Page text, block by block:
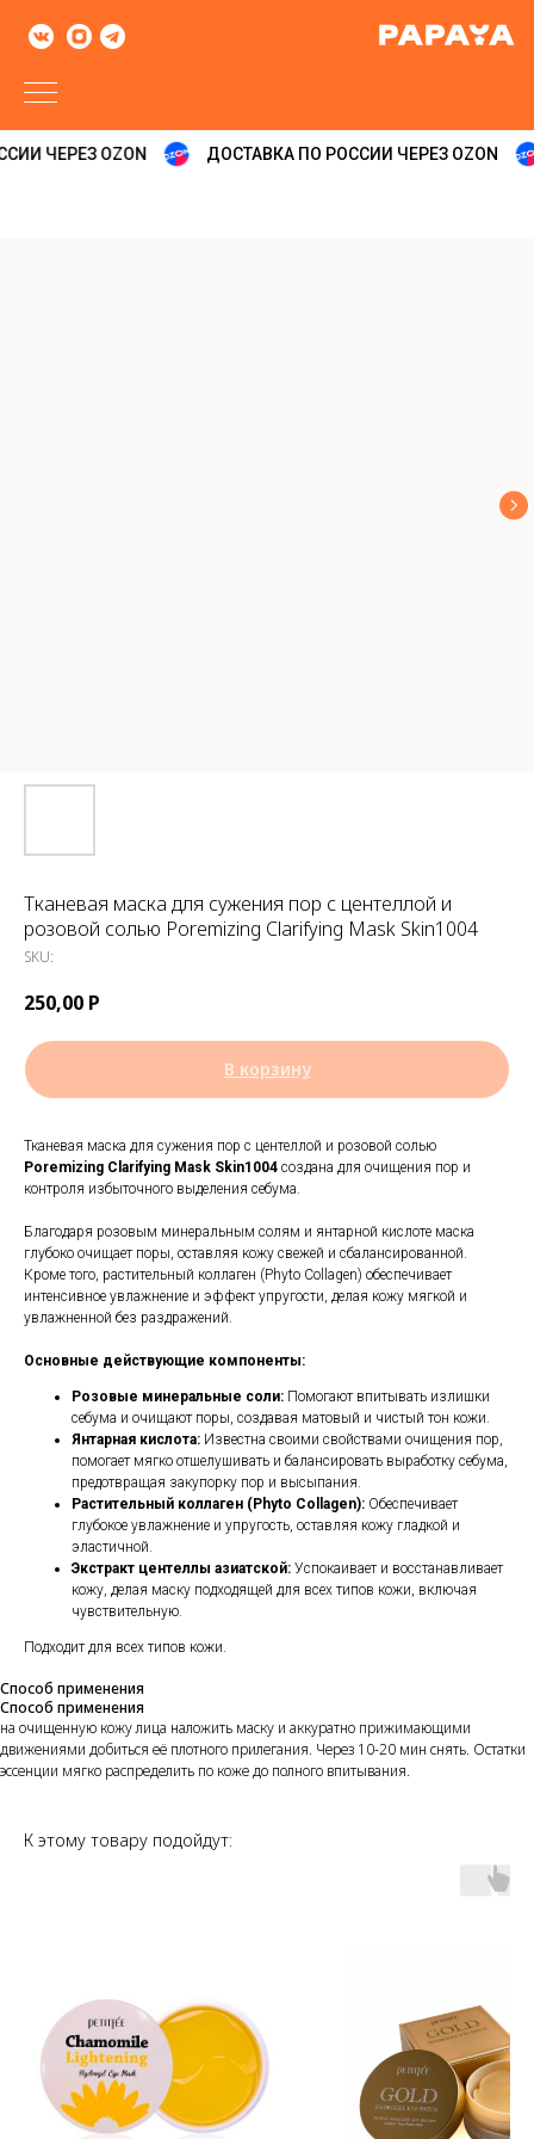
ЧЕРЕЗ OZON ДОСТАВКА ПО РОССИИ ЧЕРЕЗ OZON
Тканевая маска для сужения пор с центеллой и
розовой солью Poremizing Clarifying Mask Skin1004
SKU:
250,00 Р
В корзину
Тканевая маска для сужения пор с центеллой и розовой солью
Poremizing Clarifying Mask Skin1004 создана для очищения пор и
контроля избыточного выделения себума.
Благодаря розовым минеральным солям и янтарной кислоте маска
глубоко очищает поры, оставляя кожу свежей и сбалансированной.
Кроме того, растительный коллаген (Phyto Collagen) обеспечивает
интенсивное увлажнение и эффект упругости, делая кожу мягкой и
увлажненной без раздражений.
Основные действующие компоненты:
Розовые минеральные соли: Помогают впитывать излишки
себума и очищают поры, создавая матовый и чистый тон кожи.
Янтарная кислота: Известна своими свойствами очищения пор,
помогает мягко отшелушивать и балансировать выработку себума,
предотвращая закупорку пор и высыпания.
Растительный коллаген (Phyto Collagen): Обеспечивает
глубокое увлажнение и упругость, оставляя кожу гладкой и
эластичной.
Экстракт центеллы азиатской: Успокаивает и восстанавливает
кожу, делая маску подходящей для всех типов кожи, включая
чувствительную.
Подходит для всех типов кожи.
Способ применения
Способ применения
на очищенную кожу лица наложить маску и аккуратно прижимающими
движениями добиться её плотного прилегания. Через 10-20 мин снять. Остатки
эссенции мягко распределить по коже до полного впитывания.
К этому товару подойдут: